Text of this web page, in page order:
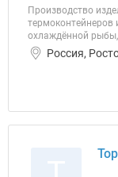
Производство
термоконтейнеров
охлаждённой рыбы,
Россия,